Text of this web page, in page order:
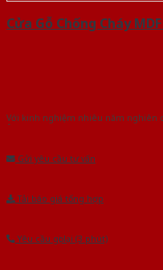
Cửa Gỗ Chống Cháy
Với kinh nghiệm nhiêu năm nghiên
Gửi yêu cầu tư vấn
Tải báo giá tổng hợp
Yêu cầu gọi lại (3 phút)